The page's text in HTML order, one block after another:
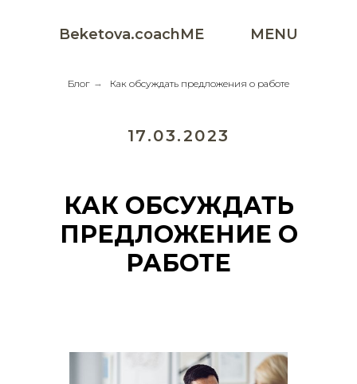
Beketova.coachME MENU
Блог → Как обсуждать предложения о работе
17.03.2023
КАК ОБСУЖДАТЬ
ПРЕДЛОЖЕНИЕ О
РАБОТЕ